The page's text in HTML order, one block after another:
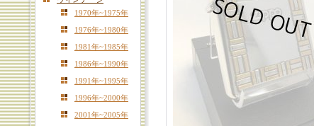
1970年~1975年
1976年~1980年
1981年~1985年
1986年~1990年
1991年~1995年
1996年~2000年
2001年~2005年